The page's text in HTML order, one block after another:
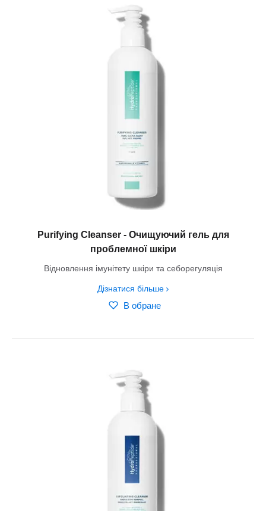
Purifying Cleanser - Очищуючий гель для
проблемної шкіри
Відновлення імунітету шкіри та себорегуляція
Дізнатися більше
В обране